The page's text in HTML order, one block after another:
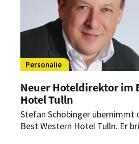
Personalie
Neuer Hoteldirektor im
Hotel Tulln
Stefan Schöbinger übernimmt
Best Western Hotel Tulln. Er